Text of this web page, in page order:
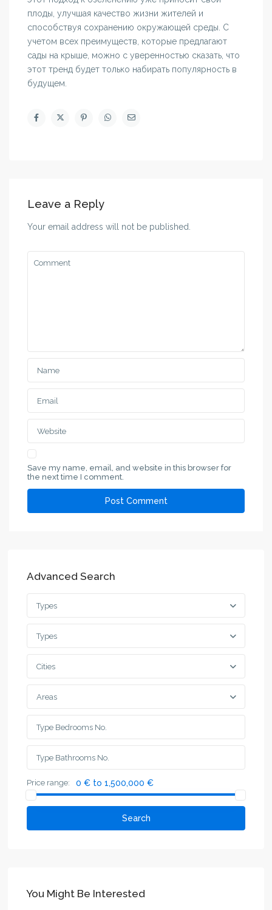
плоды, улучшая качество жизни жителей и
способствуя сохранению окружающей среды. С
учетом всех преимуществ, которые предлагают
сады на крыше, можно с уверенностью сказать, что
этот тренд будет только набирать популярность в
будущем.
Leave a Reply
Your email address will not be published.
Save my name, email, and website in this browser for
the next time I comment.
Advanced Search
Types
Types
Cities
Areas
Price range: 0 € to 1,500,000 €
Search
You Might Be Interested